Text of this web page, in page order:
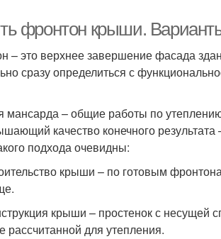
фронтон крыши.
– это верхнее завершение фасада
сразу определиться с
мансарда – общие работы по
качество конечного
подхода очевидны:
крыши – по готовым
крыши – простенок с несущей
рассчитанной для утепления.